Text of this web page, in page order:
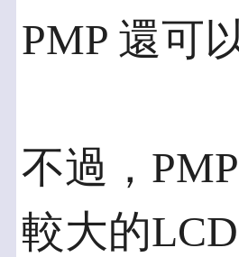
PMP 還可
不過，
較大的